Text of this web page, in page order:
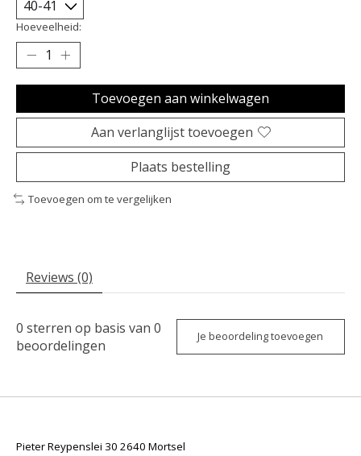
Hoeveelheid:
Toevoegen aan winkelwagen
Aan verlanglijst toevoegen
Plaats bestelling
Toevoegen om te vergelijken
Reviews (0)
0 sterren op basis van 0
beoordelingen
Je beoordeling toevoegen
Pieter Reypenslei 30 2640 Mortsel